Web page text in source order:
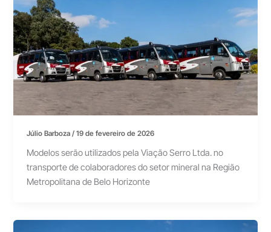
Júlio Barboza/19 de fevereiro de 2026
Modelos serão utilizados pela Viação Serro Ltda. no
transporte de colaboradores do setor mineral na Região
Metropolitana de Belo Horizonte